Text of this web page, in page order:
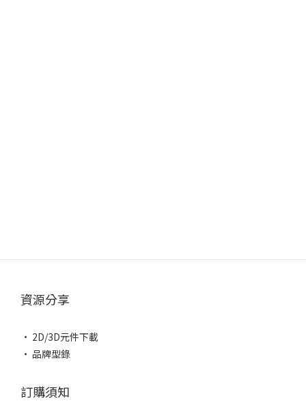
資源分享
• 2D/3D元件下載
• 品牌型錄
訂購須知